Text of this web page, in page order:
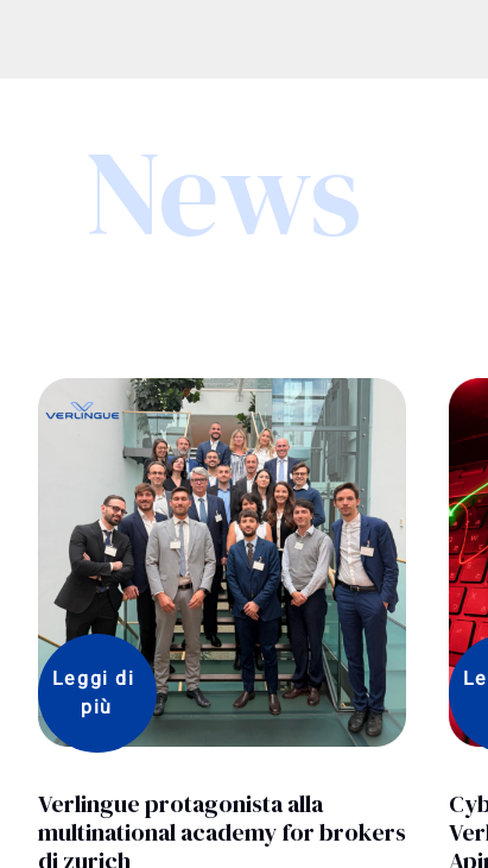
News
Cyber risk e continuità operativa:
Verlingue al webinar di Confimi
Apindustria Mantova
Leggi di
più
il